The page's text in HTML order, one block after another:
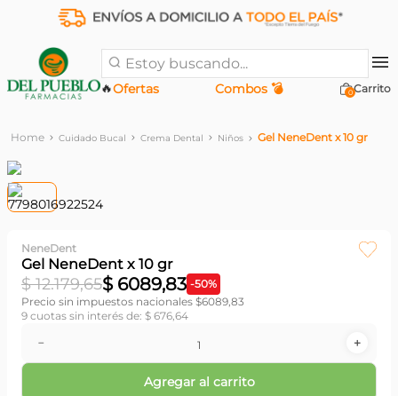
Estoy buscando...
Ofertas
🔥 Combos 💣 0
Cuidado Bucal Crema Dental Niños Gel NeneDent x 10 gr
NeneDent
Gel NeneDent x 10 gr
$ 12.179,65$ 6089,83 -50%
Precio sin impuestos nacionales $6089,83
9 cuotas sin interés de: $ 676,64
＋
－
Agregar al carrito